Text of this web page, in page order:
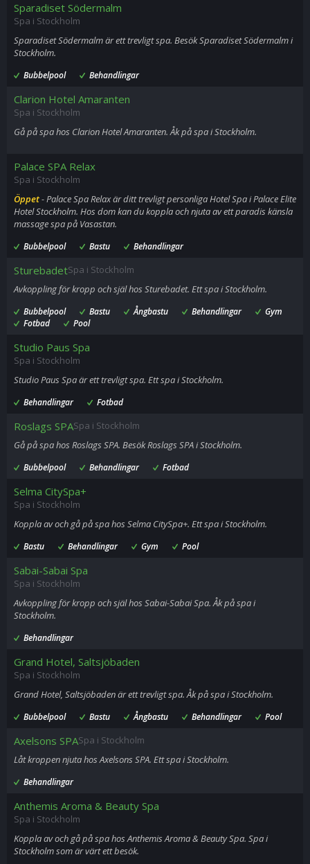
Sparadiset Södermalm
Spa i Stockholm
Sparadiset Södermalm är ett trevligt spa. Besök Sparadiset Södermalm i
Stockholm.
Bubbelpool Behandlingar
Clarion Hotel Amaranten
Spa i Stockholm
Gå på spa hos Clarion Hotel Amaranten. Åk på spa i Stockholm.
Palace SPA Relax
Spa i Stockholm
Öppet- Palace Spa Relax är ditt trevligt personliga Hotel Spa i Palace Elite
Hotel Stockholm. Hos dom kan du koppla och njuta av ett paradis känsla
massage spa på Vasastan.
Bubbelpool Bastu Behandlingar
SturebadetSpa i Stockholm
Avkoppling för kropp och själ hos Sturebadet. Ett spa i Stockholm.
Bubbelpool Bastu Ångbastu Behandlingar
Gym
Fotbad
Pool
Studio Paus Spa
Spa i Stockholm
Studio Paus Spa är ett trevligt spa. Ett spa i Stockholm.
Behandlingar Fotbad
Roslags SPASpa i Stockholm
Gå på spa hos Roslags SPA. Besök Roslags SPA i Stockholm.
Bubbelpool Behandlingar Fotbad
Selma CitySpa+
Spa i Stockholm
Koppla av och gå på spa hos Selma CitySpa+. Ett spa i Stockholm.
Bastu Behandlingar Gym Pool
Sabai-Sabai Spa
Spa i Stockholm
Avkoppling för kropp och själ hos Sabai-Sabai Spa. Åk på spa i
Stockholm.
Behandlingar
Grand Hotel, Saltsjöbaden
Spa i Stockholm
Grand Hotel, Saltsjöbaden är ett trevligt spa. Åk på spa i Stockholm.
Bubbelpool Bastu Ångbastu Behandlingar Pool
Axelsons SPASpa i Stockholm
Låt kroppen njuta hos Axelsons SPA. Ett spa i Stockholm.
Behandlingar
Anthemis Aroma & Beauty Spa
Spa i Stockholm
Koppla av och gå på spa hos Anthemis Aroma & Beauty Spa. Spa i
Stockholm som är värt ett besök.